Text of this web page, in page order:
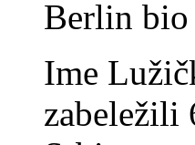
Berlin bio
Ime
zabeležili